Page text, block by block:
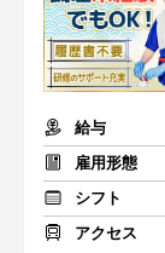
給与
雇用形態
シフト
アクセス